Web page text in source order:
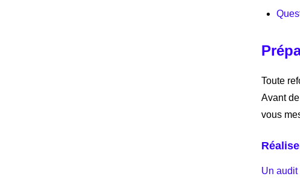
Toute
Avant
vous
Un audit